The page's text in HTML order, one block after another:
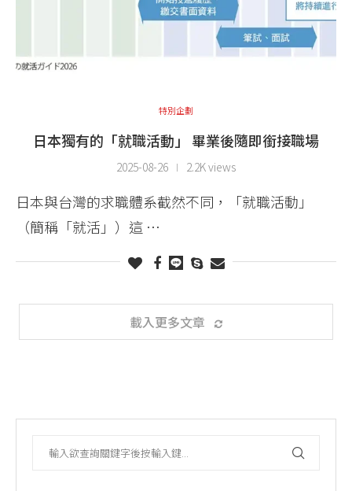
特別企劃
日本獨有的「就職活動」 畢業後隨即銜接職場
2025-08-26 2.2K views
日本與台灣的求職體系截然不同，「就職活動」
（簡稱「就活」）這 …
載入更多文章